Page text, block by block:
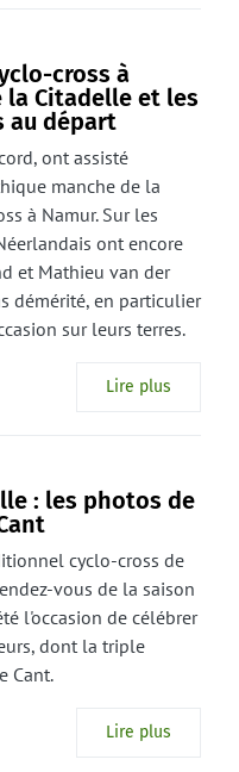
cross à
la Citadelle et les
au départ
ont assisté
manche de la
à Namur. Sur les
ont encore
et Mathieu van der
démérité, en particulier
sur leurs terres.
Lire plus
: les photos de
cyclo-cross de
vous de la saison
l'occasion de célébrer
dont la triple
Cant.
Lire plus